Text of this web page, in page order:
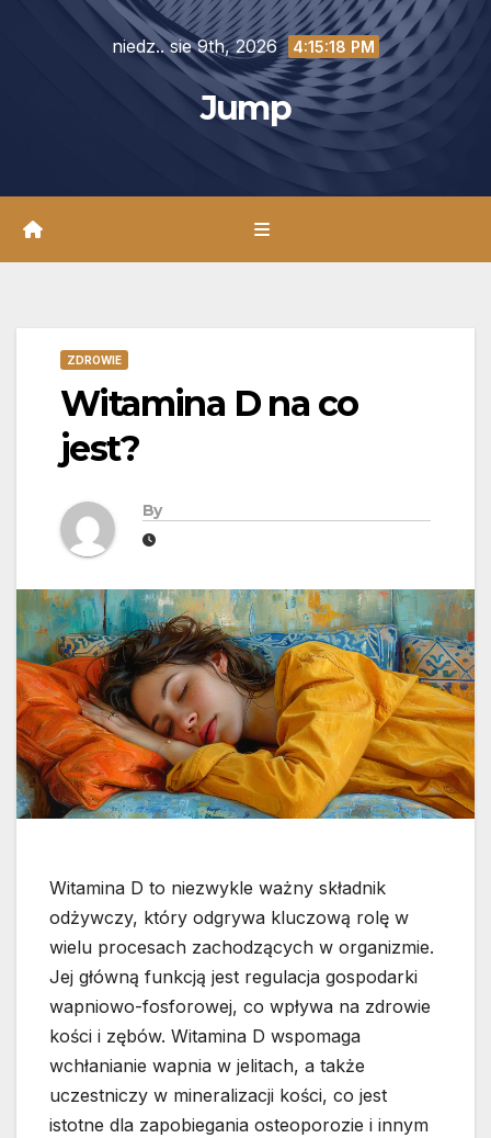
niedz.. sie 9th, 2026 4:15:20 PM
Jump
ZDROWIE
Witamina D na co
jest?
By
Witamina D to niezwykle ważny składnik
odżywczy, który odgrywa kluczową rolę w
wielu procesach zachodzących w organizmie.
Jej główną funkcją jest regulacja gospodarki
wapniowo-fosforowej, co wpływa na zdrowie
kości i zębów. Witamina D wspomaga
wchłanianie wapnia w jelitach, a także
uczestniczy w mineralizacji kości, co jest
istotne dla zapobiegania osteoporozie i innym